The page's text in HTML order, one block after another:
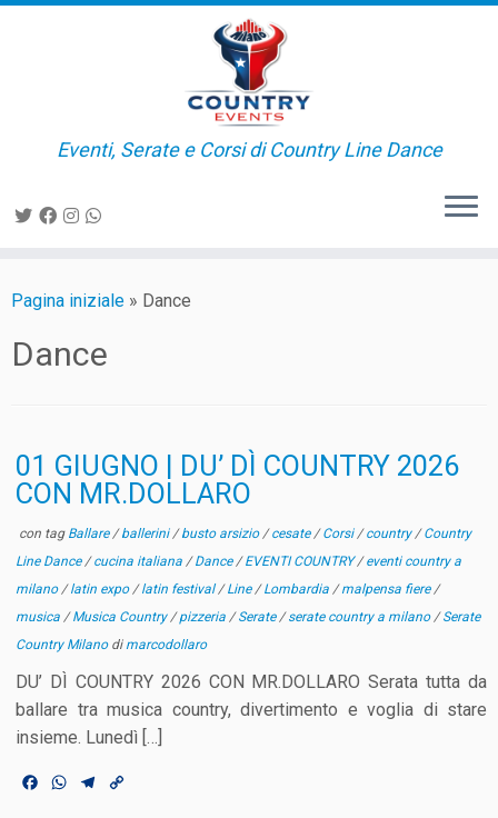
Eventi, Serate e Corsi di Country Line Dance
Pagina iniziale » Dance
Dance
01 GIUGNO | DU’ DÌ COUNTRY 2026
CON MR.DOLLARO
con tag Ballare/ballerini/busto arsizio/cesate/Corsi/country/Country
Line Dance/cucina italiana/Dance/EVENTI COUNTRY/eventi country a
milano/latin expo/latin festival/Line/Lombardia/malpensa fiere/
musica/Musica Country/pizzeria/Serate/serate country a milano/Serate
Country Milano di marcodollaro
DU’ DÌ COUNTRY 2026 CON MR.DOLLARO Serata tutta da
ballare tra musica country, divertimento e voglia di stare
insieme. Lunedì […]
W